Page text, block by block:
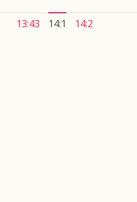
13:43 14:1 14:2